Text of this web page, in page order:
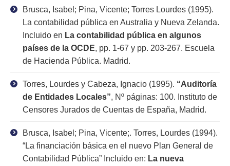
Brusca, Isabel; Pina, Vicente; Torres Lourdes (1995).
La contabilidad pública en Australia y Nueva Zelanda.
Incluido en La contabilidad pública en algunos
países de la OCDE, pp. 1-67 y pp. 203-267. Escuela
de Hacienda Pública. Madrid.
Torres, Lourdes y Cabeza, Ignacio (1995). “Auditoría
de Entidades Locales”, Nº páginas: 100. Instituto de
Censores Jurados de Cuentas de España, Madrid.
Brusca, Isabel; Pina, Vicente;. Torres, Lourdes (1994).
“La financiación básica en el nuevo Plan General de
Contabilidad Pública” Incluido en: La nueva